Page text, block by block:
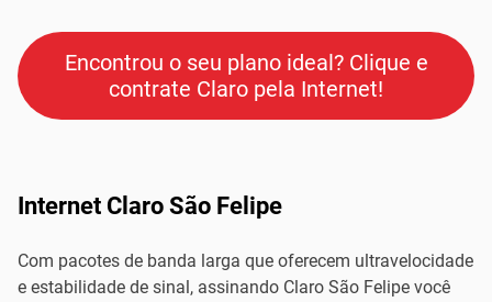
Encontrou o seu plano ideal? Clique e
contrate Claro pela Internet!
Internet Claro São Felipe
Com pacotes de banda larga que oferecem ultravelocidade
e estabilidade de sinal, assinando Claro São Felipe você